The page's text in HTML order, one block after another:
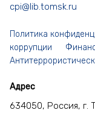
cpi@lib.tomsk.ru
Политика
коррупции
Адрес
634050, Россия, г.